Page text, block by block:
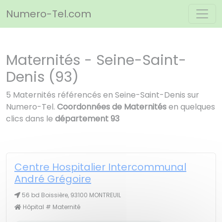
Numero-Tel.com
Maternités - Seine-Saint-
Denis (93)
5 Maternités référencés en Seine-Saint-Denis sur
Numero-Tel. Coordonnées de Maternitésen quelques
clics dans le département 93
Centre Hospitalier Intercommunal
André Grégoire
56 bd Boissière, 93100 MONTREUIL
Hôpital # Maternité